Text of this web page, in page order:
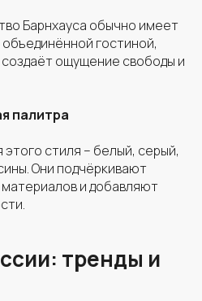
Барнхауса обычно имеет
гостиной,
ощущение свободы и
палитра
стиля – белый, серый,
Они подчёркивают
и добавляют
тренды и